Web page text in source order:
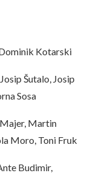
Kotarski
Šutalo, Josip
Sosa
Martin
Moro, Toni Fruk
Budimir,